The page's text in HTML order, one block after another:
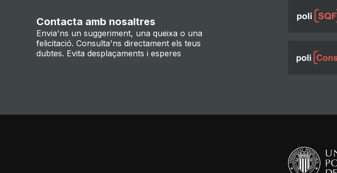
Contacta amb nosaltres
Envia'ns un suggeriment, una queixa o una
felicitació. Consulta'ns directament els teus
dubtes. Evita desplaçaments i esperes